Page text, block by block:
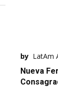
by LatAm
Nueva